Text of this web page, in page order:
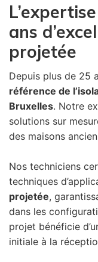
ans
projetée
Depuis plus de 25
référence de
Bruxelles. Notre
solutions sur
des maisons
Nos techniciens
techniques
projetée,
dans les
projet bénéficie
initiale à la